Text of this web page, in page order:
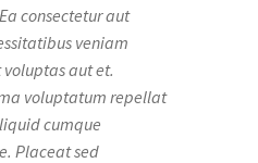
consectetur aut
veniam
aut et.
voluptatum repellat
cumque
Placeat sed